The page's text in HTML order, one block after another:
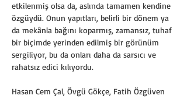
etkilenmiş olsa da, aslında tamamen kendine
özgüydü. Onun yapıtları, belirli bir dönem ya
da mekânla bağını koparmış, zamansız, tuhaf
bir biçimde yerinden edilmiş bir görünüm
sergiliyor, bu da onları daha da sarsıcı ve
rahatsız edici kılıyordu.
Hasan Cem Çal, Övgü Gökçe, Fatih Özgüven